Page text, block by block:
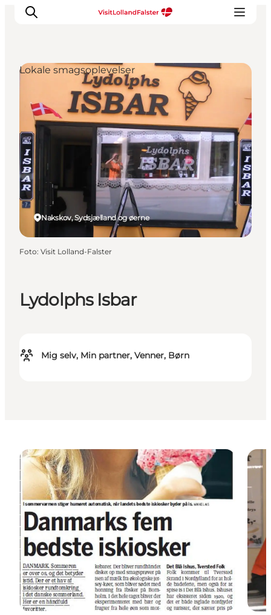
Oplevelser
I naturen
For børn
Kultur
Gastronomi
Planlæg din ferie
Lydolphs Isbar
Mig selv, Min partner, Venner, Børn
Nakskov, Sydsjælland og øerne
Lokale smagsoplevelser
Foto: Visit Lolland-Falster